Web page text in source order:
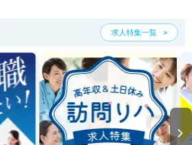
求人特集一覧